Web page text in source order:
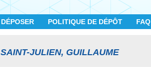
DÉPOSER POLITIQUE DE DÉPÔT FAQ
SAINT-JULIEN, GUILLAUME